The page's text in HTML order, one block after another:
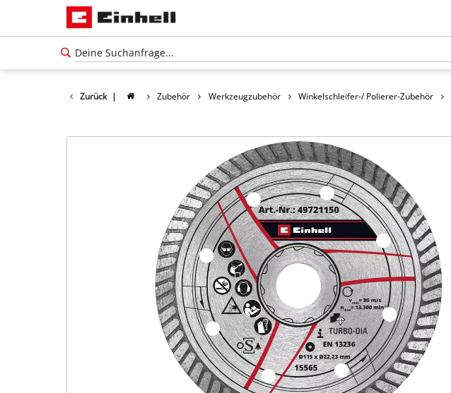
Zurück | Zubehör Werkzeugzubehör Winkelschleifer-/ Polierer-Zubehör